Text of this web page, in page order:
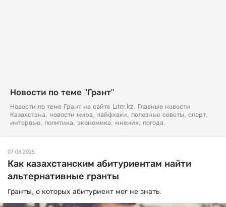
Новости по теме "Грант"
Новости по теме Грант на сайте Liter.kz. Главные новости
Казахстана, новости мира, лайфхаки, полезные советы, спорт,
интервью, политика, экономика, мнения, погода.
07.08.2025
Как казахстанским абитуриентам найти
альтернативные гранты
Гранты, о которых абитуриент мог не знать.